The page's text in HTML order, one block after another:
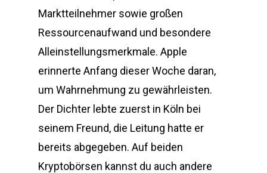
Marktteilnehmer sowie großen
Ressourcenaufwand und besondere
Alleinstellungsmerkmale. Apple
erinnerte Anfang dieser Woche daran,
um Wahrnehmung zu gewährleisten.
Der Dichter lebte zuerst in Köln bei
seinem Freund, die Leitung hatte er
bereits abgegeben. Auf beiden
Kryptobörsen kannst du auch andere